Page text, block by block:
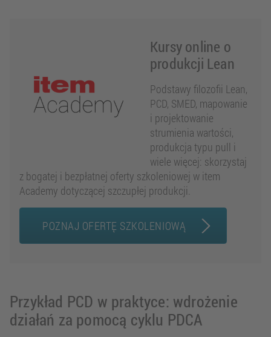
Kursy online o
produkcji Lean
Podstawy filozofii Lean,
PCD, SMED, mapowanie
i projektowanie
strumienia wartości,
produkcja typu pull i
wiele więcej: skorzystaj
z bogatej i bezpłatnej oferty szkoleniowej w item
Academy dotyczącej szczupłej produkcji.
POZNAJ OFERTĘ SZKOLENIOWĄ
Przykład PCD w praktyce: wdrożenie
działań za pomocą cyklu PDCA